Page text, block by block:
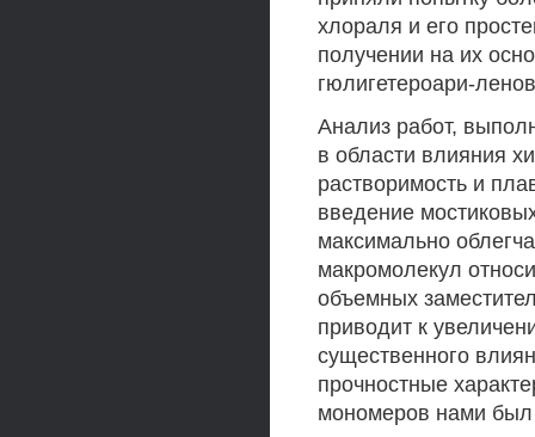
хлораля и его
получении на их
гюлигетероари-
Анализ работ,
в области влияния
растворимость и
введение
максимально
макромолекул
объемных
приводит к
существенного
прочностные
мономеров нами был